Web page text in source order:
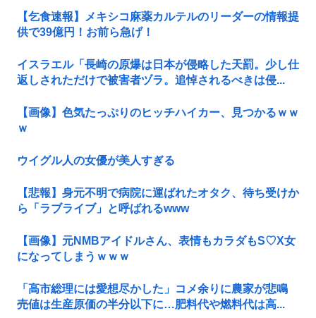
【乞食速報】メキシコ麻薬カルテルのリーダーの情報提
供で39億円！お前ら急げ！
イスラエル「長崎の原爆は日本が侵略した天罰。少し仕
返しされただけで被害者ヅラ。追悼されるべきは侵...
【画像】色気たっぷりのヒッチハイカー、見つかるｗｗ
ｗ
ウイグル人の女優が美人すぎる
【悲報】身元不明で病院に運ばれたオタク、待ち受けか
ら「ラブライブ」と呼ばれるwww
【画像】元NMBアイドルさん、表情もカラダもS♡X女
になってしまうｗｗｗ
「高市総理には愛想尽かした」コメ余りに農家が悲鳴
売値は生産原価の半分以下に…肥料代や燃料代は高...